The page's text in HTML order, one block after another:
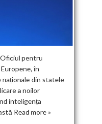
pentru
în
din statele
a noilor
inteligența
Read more »